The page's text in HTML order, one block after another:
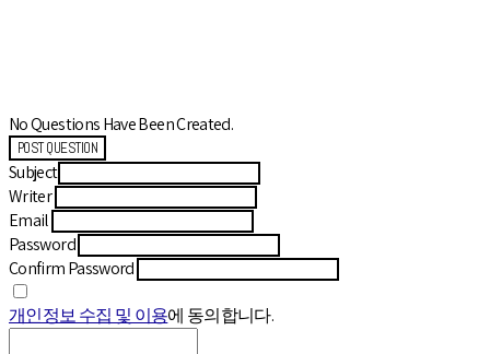
No Questions Have Been Created.
POST QUESTION
Subject
Writer
Email
Password
Confirm Password
개인정보 수집 및 이용에 동의합니다.